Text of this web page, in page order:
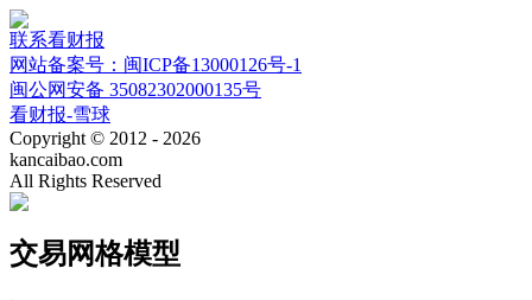
联系看财报
网站备案号：闽ICP备13000126号-1
闽公网安备 35082302000135号
看财报-雪球
Copyright © 2012 - 2026
kancaibao.com
All Rights Reserved
交易网格模型